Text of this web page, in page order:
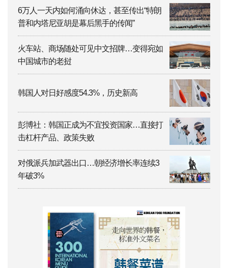
6万人一天内如何涌向休达，甚至传出“特朗
普和内塔尼亚胡是幕后黑手的传闻”
火车站、商场随处可见中文招牌…变得宛如
中国城市的老挝
韩国人对日好感度54.3%，历史新高
彭博社：韩国正成为不宜投资国家…直接打
击杠杆产品、政策失败
对俄派兵加武器出口…朝经济增长率连续3
年破3%